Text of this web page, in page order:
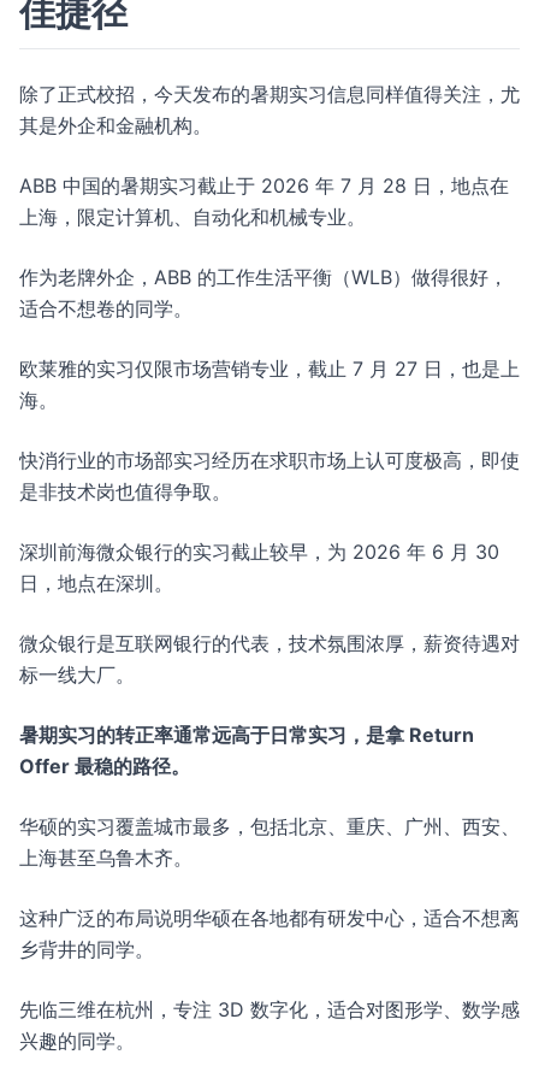
佳捷径
除了正式校招，今天发布的暑期实习信息同样值得关注，尤
其是外企和金融机构。
ABB 中国的暑期实习截止于 2026 年 7 月 28 日，地点在
上海，限定计算机、自动化和机械专业。
作为老牌外企，ABB 的工作生活平衡（WLB）做得很好，
适合不想卷的同学。
欧莱雅的实习仅限市场营销专业，截止 7 月 27 日，也是上
海。
快消行业的市场部实习经历在求职市场上认可度极高，即使
是非技术岗也值得争取。
深圳前海微众银行的实习截止较早，为 2026 年 6 月 30
日，地点在深圳。
微众银行是互联网银行的代表，技术氛围浓厚，薪资待遇对
标一线大厂。
暑期实习的转正率通常远高于日常实习，是拿 Return
Offer 最稳的路径。
华硕的实习覆盖城市最多，包括北京、重庆、广州、西安、
上海甚至乌鲁木齐。
这种广泛的布局说明华硕在各地都有研发中心，适合不想离
乡背井的同学。
先临三维在杭州，专注 3D 数字化，适合对图形学、数学感
兴趣的同学。